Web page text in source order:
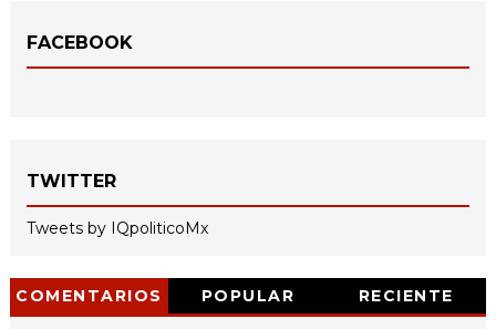
FACEBOOK
TWITTER
Tweets by IQpoliticoMx
COMENTARIOS POPULAR RECIENTE